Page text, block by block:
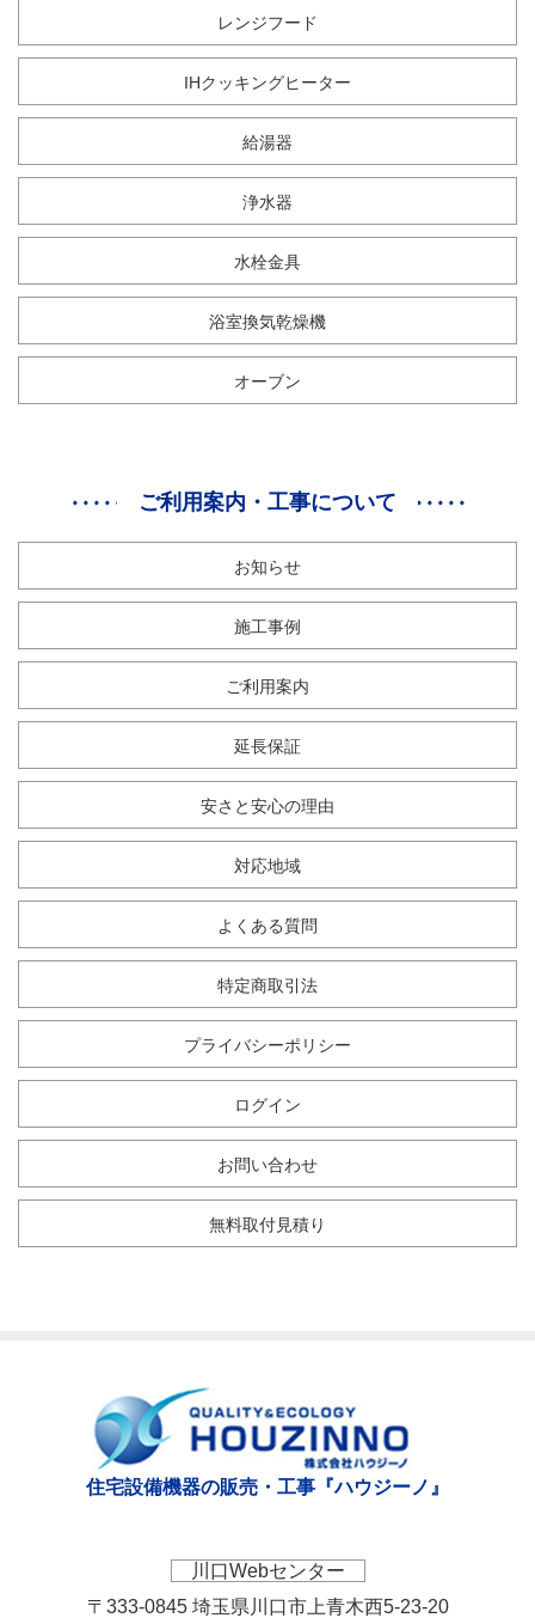
レンジフード
IHクッキングヒーター
給湯器
浄水器
水栓金具
浴室換気乾燥機
オーブン
ご利用案内・工事について
お知らせ
施工事例
ご利用案内
延長保証
安さと安心の理由
対応地域
よくある質問
特定商取引法
プライバシーポリシー
ログイン
お問い合わせ
無料取付見積り
住宅設備機器の販売・工事『ハウジーノ』
川口Webセンター
〒333-0845 埼玉県川口市上青木西5-23-20